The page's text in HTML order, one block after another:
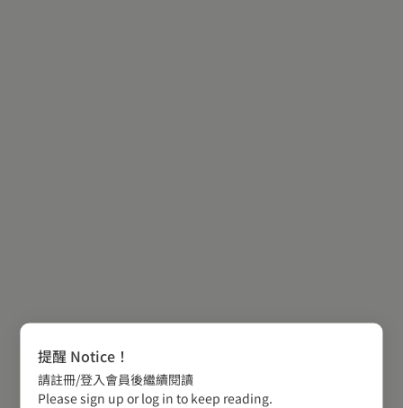
提醒 Notice！
請註冊/登入會員後繼續閱讀
Please sign up or log in to keep reading.